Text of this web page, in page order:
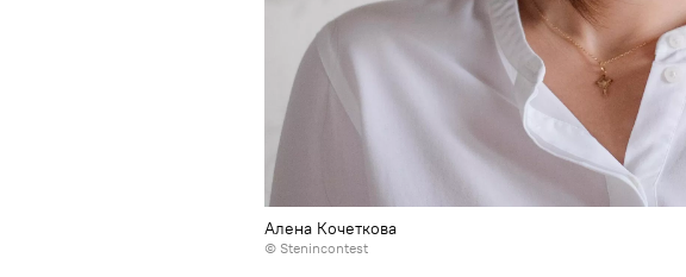
Алена Кочеткова
© Stenincontest